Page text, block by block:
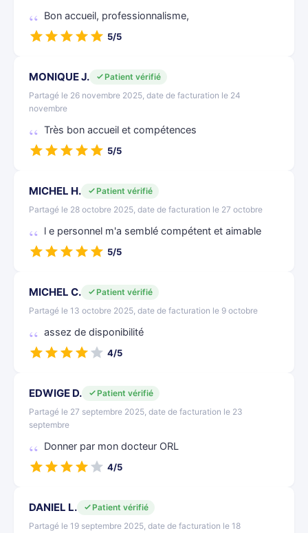
Bon accueil, professionnalisme,
5/5
MONIQUE J.
Patient vérifié
Partagé le 26 novembre 2025, date de facturation le 24
novembre
Très bon accueil et compétences
5/5
MICHEL H.
Patient vérifié
Partagé le 28 octobre 2025, date de facturation le 27 octobre
l e personnel m'a semblé compétent et aimable
5/5
MICHEL C.
Patient vérifié
Partagé le 13 octobre 2025, date de facturation le 9 octobre
assez de disponibilité
4/5
EDWIGE D.
Patient vérifié
Partagé le 27 septembre 2025, date de facturation le 23
septembre
Donner par mon docteur ORL
4/5
DANIEL L.
Patient vérifié
Partagé le 19 septembre 2025, date de facturation le 18